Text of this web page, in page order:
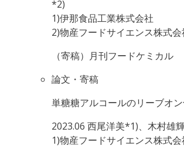
*2)
1)伊那食品工業株式会社
2)物産フードサイエンス株式会
（寄稿）月刊フードケミカル
論文・寄稿
単糖糖アルコールのリーブオ
2023.06 西尾洋美*1)、木村雄
1)物産フードサイエンス株式会